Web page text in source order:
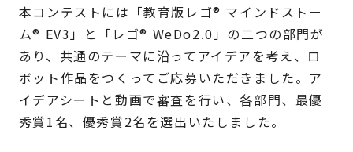
本コンテストには「教育版レゴ® マインドストー
ム® EV3」と「レゴ® WeDo2.0」の二つの部門が
あり、共通のテーマに沿ってアイデアを考え、ロ
ボット作品をつくってご応募いただきました。ア
イデアシートと動画で審査を行い、各部門、最優
秀賞1名、優秀賞2名を選出いたしました。